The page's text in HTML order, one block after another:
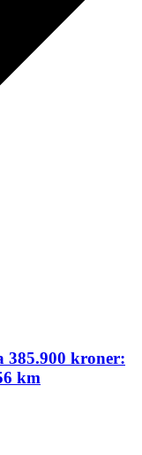
385.900 kroner:
km